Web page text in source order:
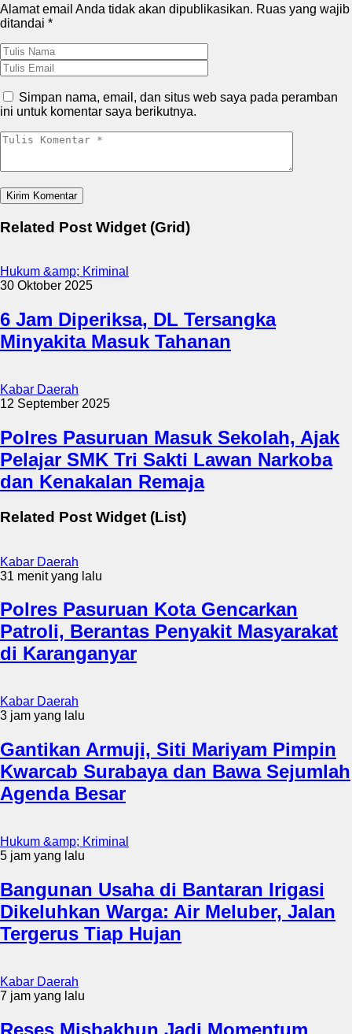
Alamat email Anda tidak akan dipublikasikan. Ruas yang wajib
ditandai *
Simpan nama, email, dan situs web saya pada peramban
ini untuk komentar saya berikutnya.
Related Post Widget (Grid)
Hukum &amp; Kriminal
30 Oktober 2025
6 Jam Diperiksa, DL Tersangka
Minyakita Masuk Tahanan
Kabar Daerah
12 September 2025
Polres Pasuruan Masuk Sekolah, Ajak
Pelajar SMK Tri Sakti Lawan Narkoba
dan Kenakalan Remaja
Related Post Widget (List)
Kabar Daerah
31 menit yang lalu
Polres Pasuruan Kota Gencarkan
Patroli, Berantas Penyakit Masyarakat
di Karanganyar
Kabar Daerah
3 jam yang lalu
Gantikan Armuji, Siti Mariyam Pimpin
Kwarcab Surabaya dan Bawa Sejumlah
Agenda Besar
Hukum &amp; Kriminal
5 jam yang lalu
Bangunan Usaha di Bantaran Irigasi
Dikeluhkan Warga: Air Meluber, Jalan
Tergerus Tiap Hujan
Kabar Daerah
7 jam yang lalu
Reses Misbakhun Jadi Momentum